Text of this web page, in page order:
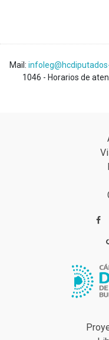
Mail:
1046 - Horarios de
